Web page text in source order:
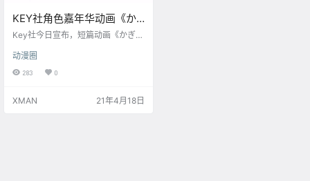
KEY社角色嘉年华动画《か
ぎなど（Kaginado）》 10月
Key社今日宣布，短篇动画《かぎな
开播。 动画登场角色超过100位，
均来自Key社旗下的各个作品，包括
作。
动漫圈
283 0
XMAN 21年4月18日